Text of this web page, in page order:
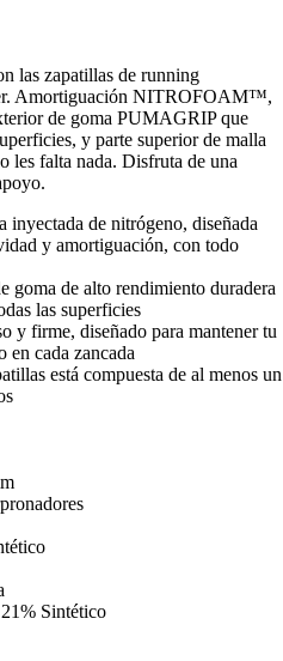
las zapatillas de running
Amortiguación NITROFOAM™,
de goma PUMAGRIP que
y parte superior de malla
les falta nada. Disfruta de una
de nitrógeno, diseñada
y amortiguación, con todo
goma de alto rendimiento duradera
las superficies
y firme, diseñado para mantener tu
en cada zancada
está compuesta de al menos un
Sintético